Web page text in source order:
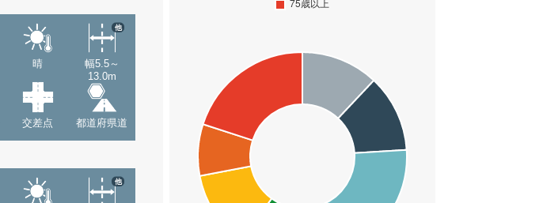
晴
幅5.5～
13.0m
他
交差点 都道府県道
他